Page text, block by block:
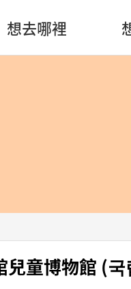
想去哪裡
童博物館 (